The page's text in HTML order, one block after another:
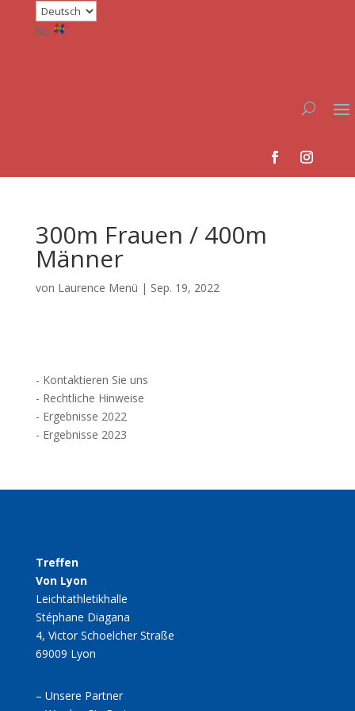
bis
300m Frauen / 400m
Männer
von Laurence Menü | Sep. 19, 2022
- Kontaktieren Sie uns
- Rechtliche Hinweise
- Ergebnisse 2022
- Ergebnisse 2023
Treffen
Von Lyon
Leichtathletikhalle
Stéphane Diagana
4, Victor Schoelcher Straße
69009 Lyon
– Unsere Partner